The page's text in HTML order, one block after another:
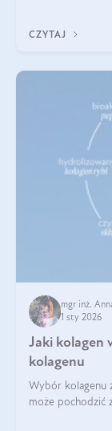
CZYTAJ
mgr inż.
1 sty 2026
Jaki kolagen
kolagenu
Wybór kolagenu
może pochodzić